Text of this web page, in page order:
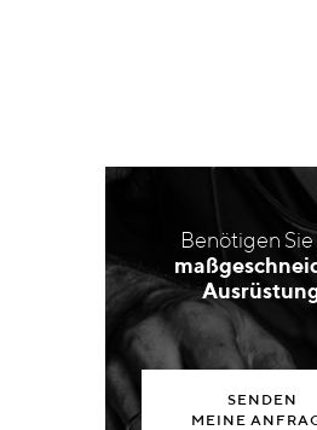
Benötigen Sie
SENDEN
MEINE